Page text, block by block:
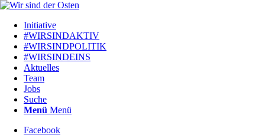
Initiative
#WIRSINDAKTIV
#WIRSINDPOLITIK
#WIRSINDEINS
Aktuelles
Team
Jobs
Suche
Menü Menü
Facebook